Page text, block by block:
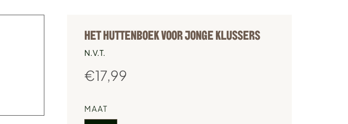
HET HUTTENBOEK VOOR JONGE KLUSSERS
N.V.T.
€17,99
MAAT